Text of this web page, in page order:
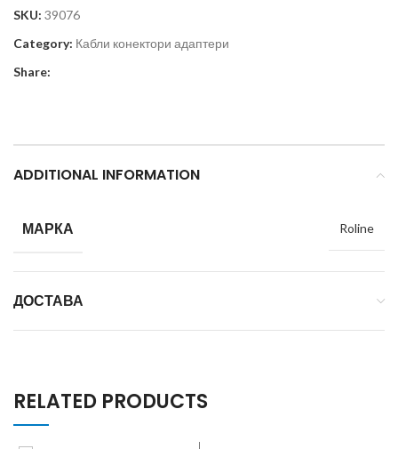
SKU: 39076
Category: Кабли конектори адаптери
Share:
ADDITIONAL INFORMATION
МАРКА Roline
ДОСТАВА
RELATED PRODUCTS